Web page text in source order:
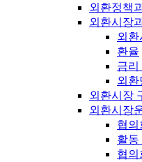
외환정책
외환시장
외환
환율
금리
외환
외환시장
외환시장
협의
활동
협의